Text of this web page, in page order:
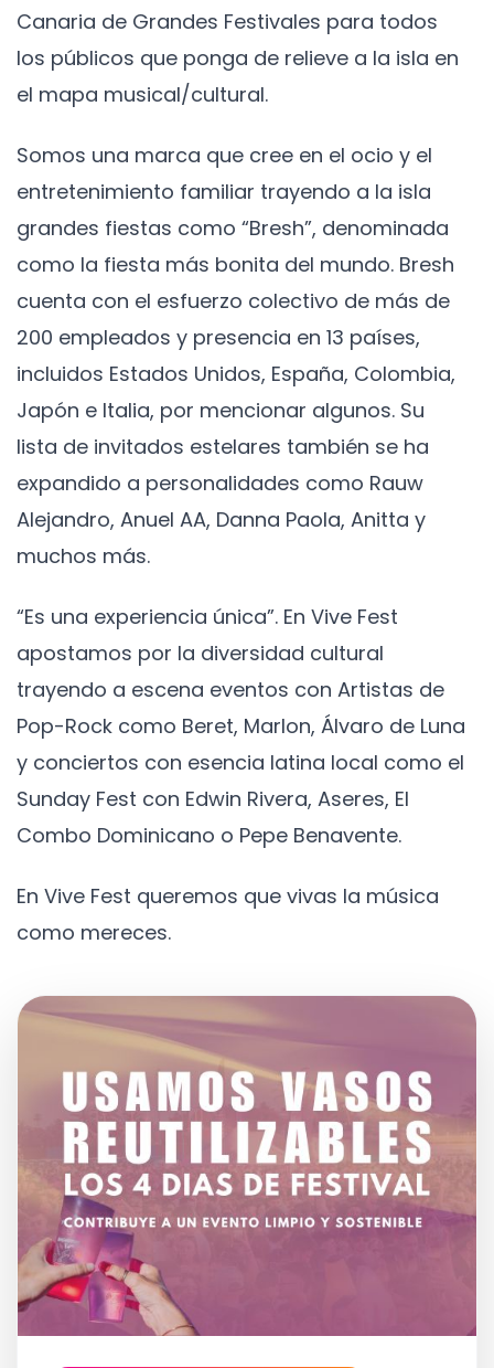
Canaria de Grandes Festivales para todos
los públicos que ponga de relieve a la isla en
el mapa musical/cultural.
Somos una marca que cree en el ocio y el
entretenimiento familiar trayendo a la isla
grandes fiestas como “Bresh”, denominada
como la fiesta más bonita del mundo. Bresh
cuenta con el esfuerzo colectivo de más de
200 empleados y presencia en 13 países,
incluidos Estados Unidos, España, Colombia,
Japón e Italia, por mencionar algunos. Su
lista de invitados estelares también se ha
expandido a personalidades como Rauw
Alejandro, Anuel AA, Danna Paola, Anitta y
muchos más.
“Es una experiencia única”. En Vive Fest
apostamos por la diversidad cultural
trayendo a escena eventos con Artistas de
Pop-Rock como Beret, Marlon, Álvaro de Luna
y conciertos con esencia latina local como el
Sunday Fest con Edwin Rivera, Aseres, El
Combo Dominicano o Pepe Benavente.
En Vive Fest queremos que vivas la música
como mereces.